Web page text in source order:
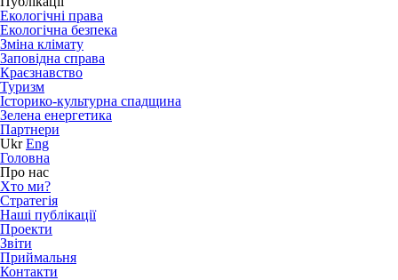
Екологічні права
Екологічна безпека
Зміна клімату
Заповідна справа
Краєзнавство
Туризм
Історико-культурна спадщина
Зелена енергетика
Партнери
Ukr Eng
Головна
Про нас
Хто ми?
Стратегія
Наші публікації
Проекти
Звіти
Приймальня
Контакти